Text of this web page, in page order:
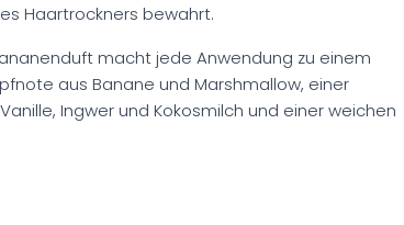
Haartrockners bewahrt.
macht jede Anwendung zu einem
aus Banane und Marshmallow, einer
Ingwer und Kokosmilch und einer weichen